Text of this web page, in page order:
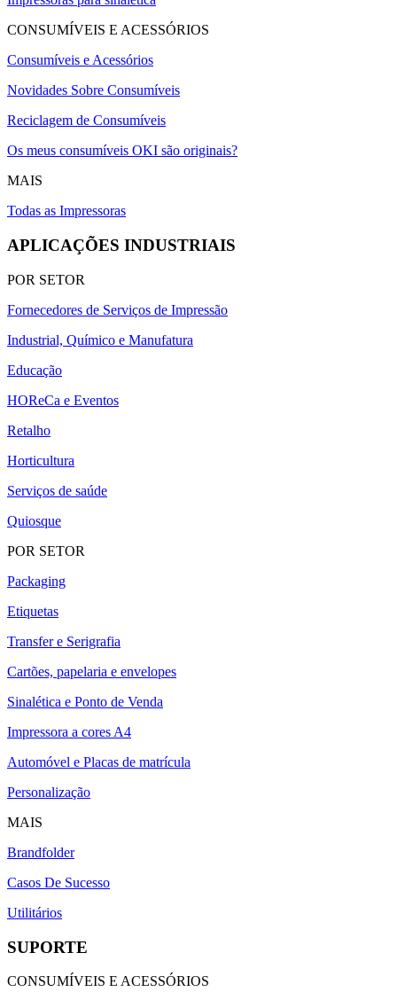
CONSUMÍVEIS E ACESSÓRIOS
Consumíveis e Acessórios
Novidades Sobre Consumíveis
Reciclagem de Consumíveis
Os meus consumíveis OKI são originais?
MAIS
Todas as Impressoras
APLICAÇÕES INDUSTRIAIS
POR SETOR
Fornecedores de Serviços de Impressão
Industrial, Químico e Manufatura
Educação
HOReCa e Eventos
Retalho
Horticultura
Serviços de saúde
Quiosque
POR SETOR
Packaging
Etiquetas
Transfer e Serigrafia
Cartões, papelaria e envelopes
Sinalética e Ponto de Venda
Impressora a cores A4
Automóvel e Placas de matrícula
Personalização
MAIS
Brandfolder
Casos De Sucesso
Utilitários
SUPORTE
CONSUMÍVEIS E ACESSÓRIOS